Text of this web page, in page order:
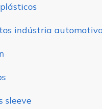
indústria
sleeve